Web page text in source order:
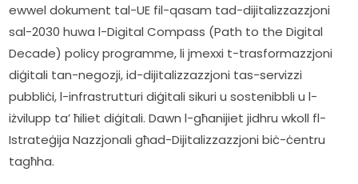
ewwel dokument tal-UE fil-qasam tad-dijitalizzazzjoni
sal-2030 huwa l-Digital Compass (Path to the Digital
Decade) policy programme, li jmexxi t-trasformazzjoni
diġitali tan-negozji, id-dijitalizzazzjoni tas-servizzi
pubbliċi, l-infrastrutturi diġitali sikuri u sostenibbli u l-
iżvilupp ta’ ħiliet diġitali. Dawn l-għanijiet jidhru wkoll fl-
Istrateġija Nazzjonali għad-Dijitalizzazzjoni biċ-ċentru
tagħha.